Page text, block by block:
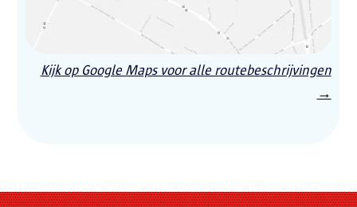
Kijk op Google Maps voor alle routebeschrijvingen
→